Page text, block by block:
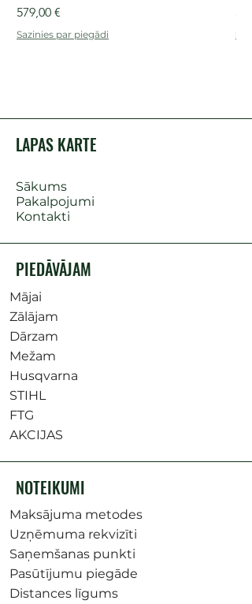
Cena
579,00 €
Sazinies par piegādi
LAPAS KARTE
Sākums
Pakalpojumi
Kontakti
PIEDĀVĀJAM
Mājai
Zālājam
Dārzam
Mežam
Husqvarna
STIHL
FTG
AKCIJAS
NOTEIKUMI
Maksājuma metodes
Uzņēmuma rekvizīti
Saņemšanas punkti
Pasūtījumu piegāde
Distances līgums